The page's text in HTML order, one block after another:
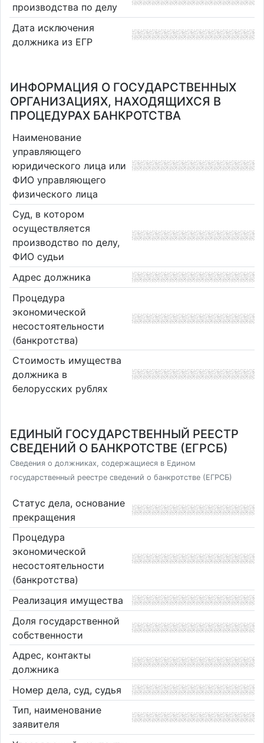
производства по делу
Дата исключения
должника из ЕГР
ИНФОРМАЦИЯ О ГОСУДАРСТВЕННЫХ
ОРГАНИЗАЦИЯХ, НАХОДЯЩИХСЯ В
ПРОЦЕДУРАХ БАНКРОТСТВА
Наименование
управляющего
юридического лица или
ФИО управляющего
физического лица
Суд, в котором
осуществляется
производство по делу,
ФИО судьи
Адрес должника
Процедура
экономической
несостоятельности
(банкротства)
Стоимость имущества
должника в
белорусских рублях
ЕДИНЫЙ ГОСУДАРСТВЕННЫЙ РЕЕСТР
СВЕДЕНИЙ О БАНКРОТСТВЕ (ЕГРСБ)
Сведения о должниках, содержащиеся в Едином
государственный реестре сведений о банкротстве (ЕГРСБ)
Статус дела, основание
прекращения
Процедура
экономической
несостоятельности
(банкротства)
Реализация имущества
Доля государственной
собственности
Адрес, контакты
должника
Номер дела, суд, судья
Тип, наименование
заявителя